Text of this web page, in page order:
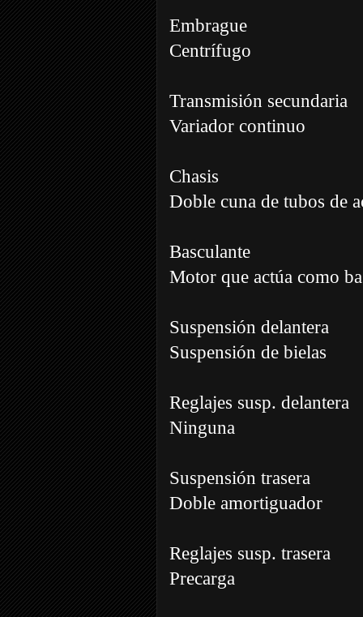
Embrague
Centrífugo
Transmisión secundaria
Variador continuo
Chasis
Doble cuna de tubos de
Basculante
Motor que actúa como
Suspensión delantera
Suspensión de bielas
Reglajes susp. delantera
Ninguna
Suspensión trasera
Doble amortiguador
Reglajes susp. trasera
Precarga